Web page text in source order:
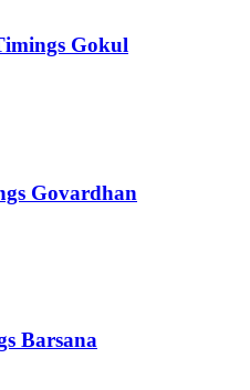
Gokul
Govardhan
Barsana